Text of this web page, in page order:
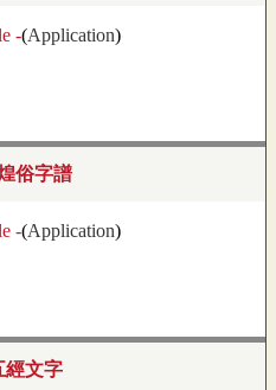
-(Application)
俗字譜
-(Application)
經文字